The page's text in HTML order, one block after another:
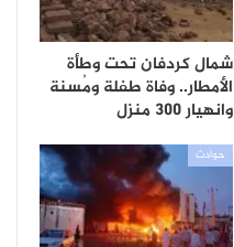
شمال كردفان تحت وطأة
الأمطار.. وفاة طفلة ومُسنة
وانهيار 300 منزل
حوادث